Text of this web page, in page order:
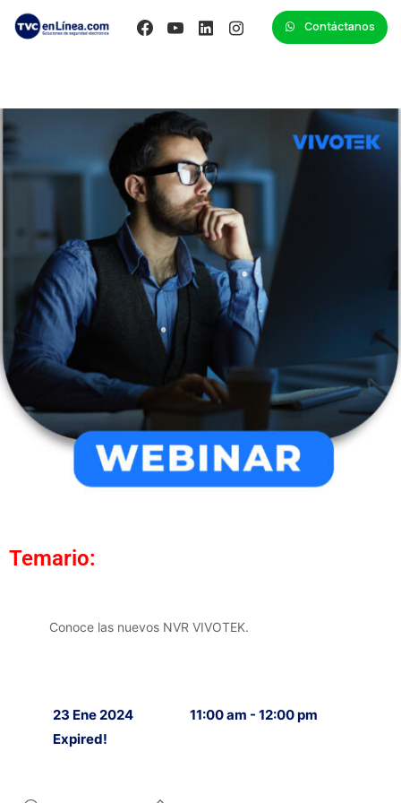
Contáctanos
Temario:
Conoce las nuevos NVR VIVOTEK.
23 Ene 2024
Expired!
11:00 am - 12:00 pm